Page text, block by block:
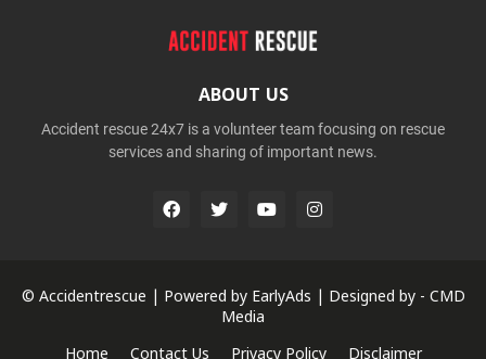
ABOUT US
Accident rescue 24x7 is a volunteer team focusing on rescue
services and sharing of important news.
© Accidentrescue | Powered by EarlyAds | Designed by - CMD
Media
Home
Contact Us Privacy Policy Disclaimer